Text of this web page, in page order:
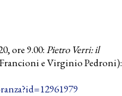
ore 9.00:Pietro Verri: il
e Virginio Pedroni):